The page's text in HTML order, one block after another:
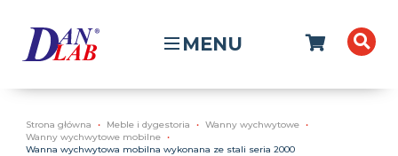
MENU
Strona główna Meble i dygestoria
Wanny wychwytowe
Wanny wychwytowe mobilne
Wanna wychwytowa mobilna wykonana ze stali seria 2000